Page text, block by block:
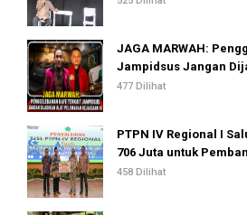
JAGA MARWAH:
Jampidsus Jangan
Kejaksaan RI
477 Dilihat
PTPN IV Regional I
706 Juta untuk
Berkelanjutan
458 Dilihat